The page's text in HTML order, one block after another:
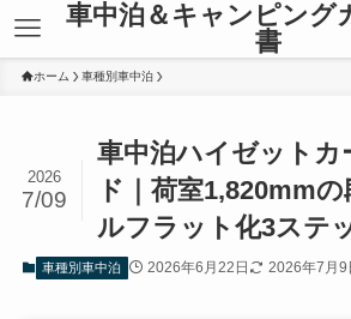
車中泊＆キャンピング
書
ホーム 車種別車中泊
車中泊ハイゼットカ
ド｜荷室1,820mm
ルフラット化3ステ
2026
7/09
車種別車中泊 2026年6月22日 2026年7月9